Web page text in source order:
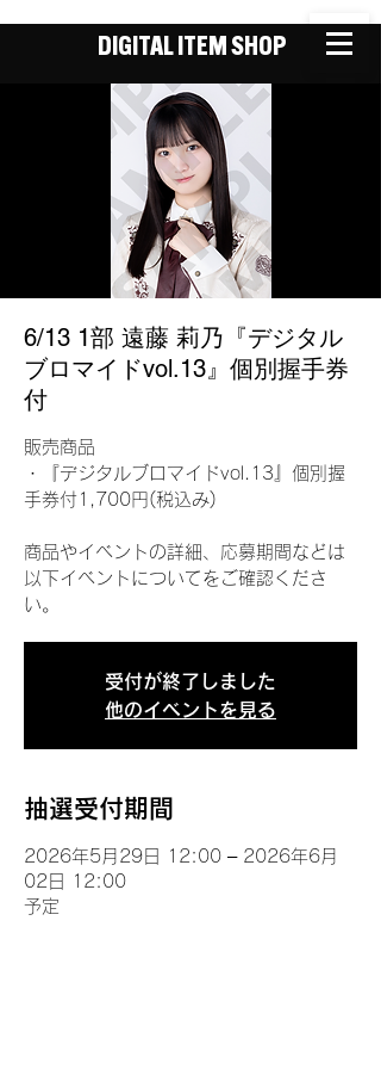
DIGITAL ITEM SHOP
6/13 1部 遠藤 莉乃『デジタル
ブロマイドvol.13』個別握手券
付
販売商品
・『デジタルブロマイドvol.13』個別握
手券付1,700円(税込み)
商品やイベントの詳細、応募期間などは
以下イベントについてをご確認くださ
い。
受付が終了しました
他のイベントを見る
抽選受付期間
2026年5月29日 12:00 – 2026年6月
02日 12:00
予定